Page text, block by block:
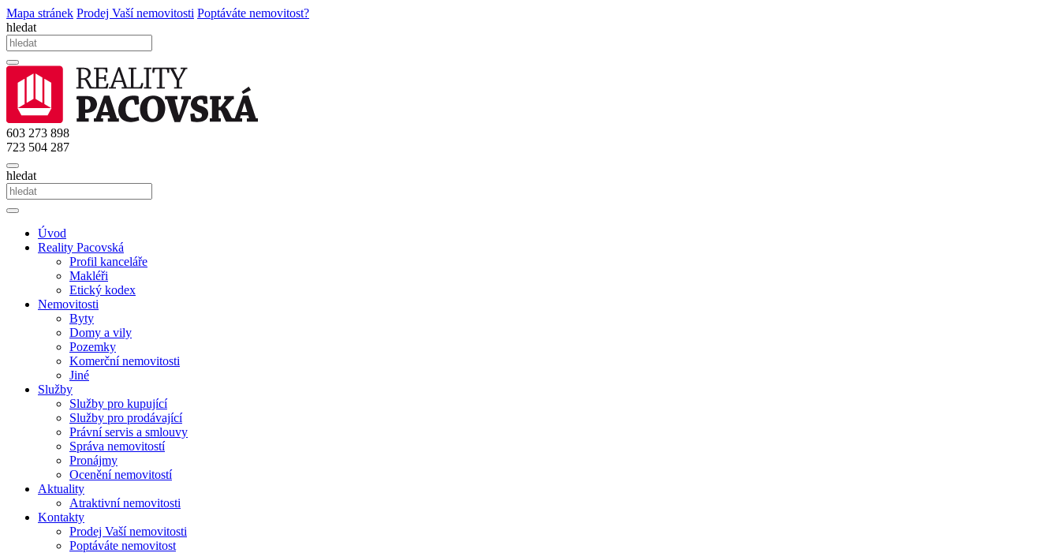
Mapa stránek Prodej Vaší nemovitosti Poptáváte nemovitost?
hledat
603 273 898
723 504 287
hledat
Úvod
Reality Pacovská
Profil kanceláře
Makléři
Etický kodex
Nemovitosti
Byty
Domy a vily
Pozemky
Komerční nemovitosti
Jiné
Služby
Služby pro kupující
Služby pro prodávající
Právní servis a smlouvy
Správa nemovitostí
Pronájmy
Ocenění nemovitostí
Aktuality
Atraktivní nemovitosti
Kontakty
Prodej Vaší nemovitosti
Poptáváte nemovitost